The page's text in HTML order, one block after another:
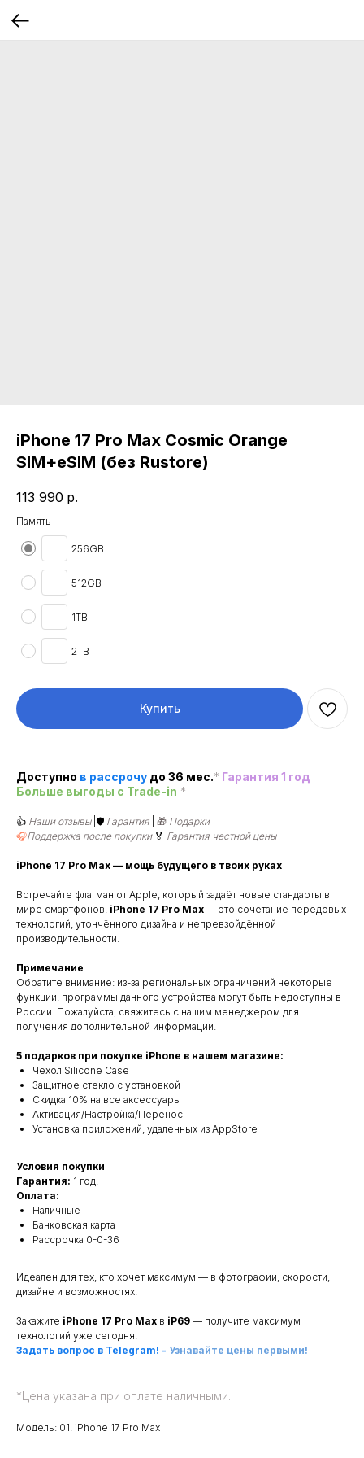
iPhone 17 Pro Max Cosmic Orange
SIM+eSIM (без Rustore)
113 990 р.
Память
256GB
512GB
1TB
2TB
Купить
Доступно в рассрочу до 36 мес.* Гарантия 1 год
Больше выгоды c Trade-in *
👍 Наши отзывы |🛡️ Гарантия 🎁 Подарки
🎧Поддержка после покупки 🏅 Гарантия честной цены
iPhone 17 Pro Max — мощь будущего в твоих руках
Встречайте флагман от Apple, который задаёт новые стандарты в
мире смартфонов. iPhone 17 Pro Max — это сочетание передовых
технологий, утончённого дизайна и непревзойдённой
производительности.
Примечание
Обратите внимание: из-за региональных ограничений некоторые
функции, программы данного устройства могут быть недоступны в
России. Пожалуйста, свяжитесь с нашим менеджером для
получения дополнительной информации.
5 подарков при покупке iPhone в нашем магазине:
Чехол Silicone Case
Защитное стекло с установкой
Скидка 10% на все аксессуары
Активация/Настройка/Перенос
Установка приложений, удаленных из AppStore
Условия покупки
Гарантия: 1 год.
Оплата:
Наличные
Банковская карта
Рассрочка 0-0-36
Идеален для тех, кто хочет максимум — в фотографии, скорости,
дизайне и возможностях.
Закажите iPhone 17 Pro Max в iP69 — получите максимум
технологий уже сегодня!
Задать вопрос в Telegram! - Узнавайте цены первыми!
*Цена указана при оплате наличными.
Модель: 01. iPhone 17 Pro Max